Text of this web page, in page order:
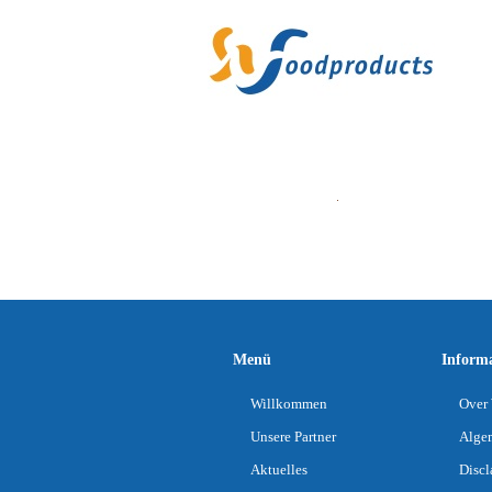
Menü
Willkommen
Unsere Partner
Aktuelles
Over